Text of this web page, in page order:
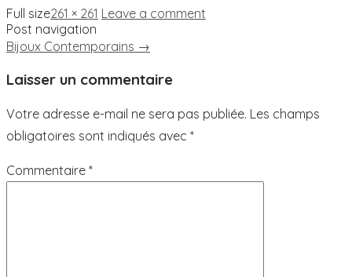
Full size261 × 261 Leave a comment
Post navigation
Bijoux Contemporains →
Laisser un commentaire
Votre adresse e-mail ne sera pas publiée. Les champs
obligatoires sont indiqués avec *
Commentaire *